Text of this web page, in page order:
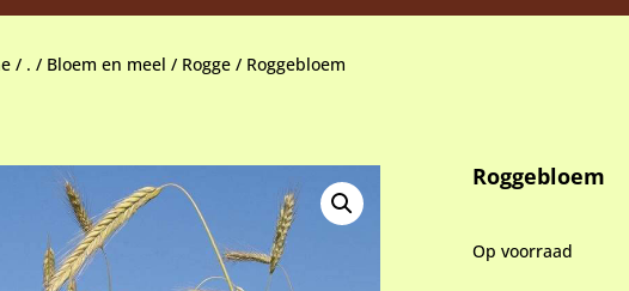
/ . / Bloem en meel / Rogge/ Roggebloem
Roggebloem
Op voorraad